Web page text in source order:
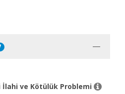
İlahi ve Kötülük Problemi